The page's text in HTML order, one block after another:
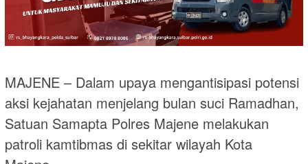
MAJENE – Dalam upaya mengantisipasi potensi
aksi kejahatan menjelang bulan suci Ramadhan,
Satuan Samapta Polres Majene melakukan
patroli kamtibmas di sekitar wilayah Kota